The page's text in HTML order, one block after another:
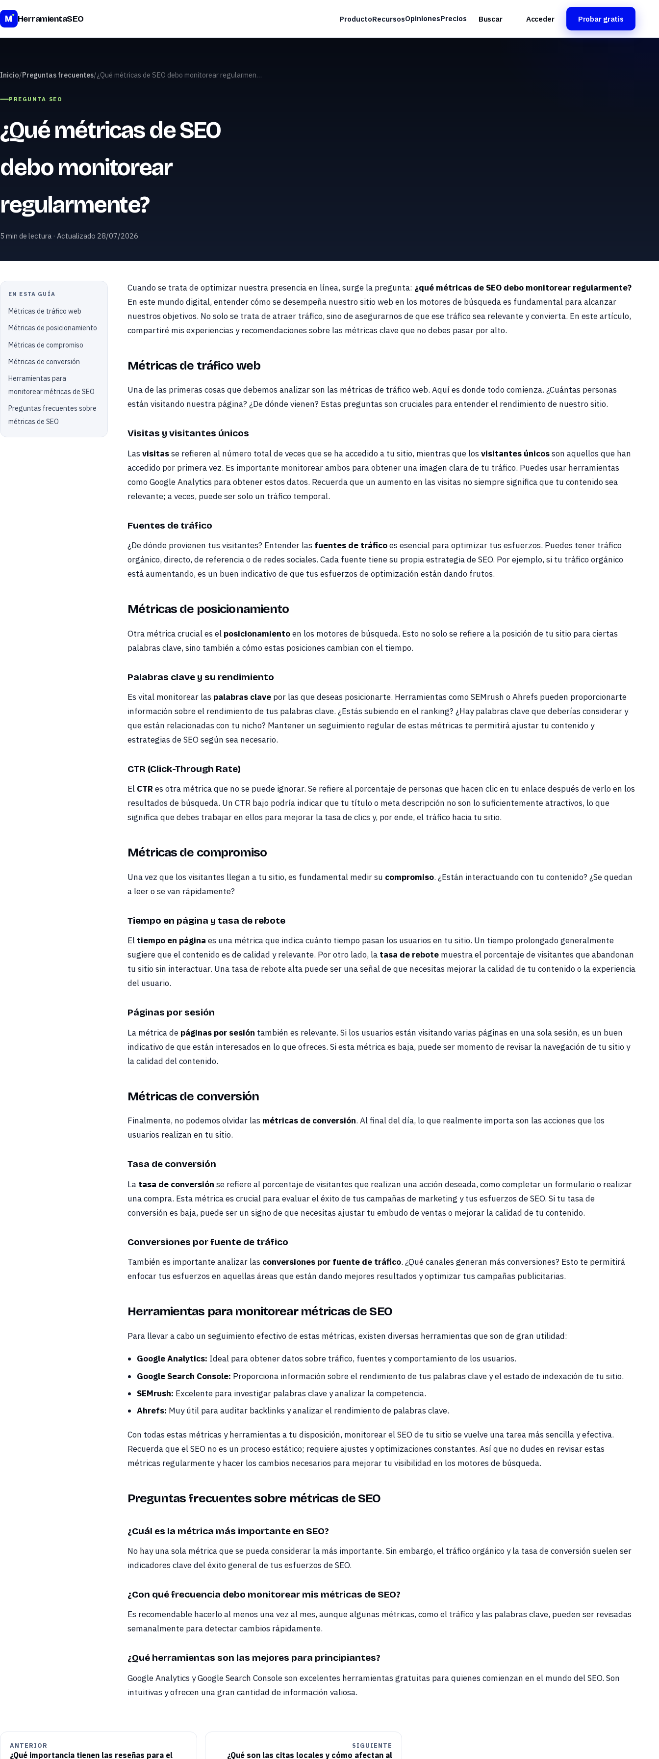
HerramientaSEO ProductoRecursosOpinionesPrecios Buscar Acceder Probar gratis
Inicio/Preguntas frecuentes/¿Qué métricas de SEO debo monitorear regularmen…
PREGUNTA SEO
¿Qué métricas de SEO
debo monitorear
regularmente?
5 min de lectura · Actualizado 28/07/2026
EN ESTA GUÍA
Métricas de tráfico web
Métricas de posicionamiento
Métricas de compromiso
Métricas de conversión
Herramientas para
monitorear métricas de SEO
Preguntas frecuentes sobre
métricas de SEO
Cuando se trata de optimizar nuestra presencia en línea, surge la pregunta: ¿qué métricas de SEO debo monitorear regularmente?
En este mundo digital, entender cómo se desempeña nuestro sitio web en los motores de búsqueda es fundamental para alcanzar
nuestros objetivos. No solo se trata de atraer tráfico, sino de asegurarnos de que ese tráfico sea relevante y convierta. En este artículo,
compartiré mis experiencias y recomendaciones sobre las métricas clave que no debes pasar por alto.
Métricas de tráfico web
Una de las primeras cosas que debemos analizar son las métricas de tráfico web. Aquí es donde todo comienza. ¿Cuántas personas
están visitando nuestra página? ¿De dónde vienen? Estas preguntas son cruciales para entender el rendimiento de nuestro sitio.
Visitas y visitantes únicos
Lasvisitasse refieren al número total de veces que se ha accedido a tu sitio, mientras que losvisitantes únicosson aquellos que han
accedido por primera vez. Es importante monitorear ambos para obtener una imagen clara de tu tráfico. Puedes usar herramientas
como Google Analytics para obtener estos datos. Recuerda que un aumento en las visitas no siempre significa que tu contenido sea
relevante; a veces, puede ser solo un tráfico temporal.
Fuentes de tráfico
¿De dónde provienen tus visitantes? Entender las fuentes de tráficoes esencial para optimizar tus esfuerzos. Puedes tener tráfico
orgánico, directo, de referencia o de redes sociales. Cada fuente tiene su propia estrategia de SEO. Por ejemplo, si tu tráfico orgánico
está aumentando, es un buen indicativo de que tus esfuerzos de optimización están dando frutos.
Métricas de posicionamiento
Otra métrica crucial es el posicionamientoen los motores de búsqueda. Esto no solo se refiere a la posición de tu sitio para ciertas
palabras clave, sino también a cómo estas posiciones cambian con el tiempo.
Palabras clave y su rendimiento
Es vital monitorear las palabras clave por las que deseas posicionarte. Herramientas como SEMrush o Ahrefs pueden proporcionarte
información sobre el rendimiento de tus palabras clave. ¿Estás subiendo en el ranking? ¿Hay palabras clave que deberías considerar y
que están relacionadas con tu nicho? Mantener un seguimiento regular de estas métricas te permitirá ajustar tu contenido y
estrategias de SEO según sea necesario.
CTR (Click-Through Rate)
El CTR es otra métrica que no se puede ignorar. Se refiere al porcentaje de personas que hacen clic en tu enlace después de verlo en los
resultados de búsqueda. Un CTR bajo podría indicar que tu título o meta descripción no son lo suficientemente atractivos, lo que
significa que debes trabajar en ellos para mejorar la tasa de clics y, por ende, el tráfico hacia tu sitio.
Métricas de compromiso
Una vez que los visitantes llegan a tu sitio, es fundamental medir su compromiso. ¿Están interactuando con tu contenido? ¿Se quedan
a leer o se van rápidamente?
Tiempo en página y tasa de rebote
El tiempo en página es una métrica que indica cuánto tiempo pasan los usuarios en tu sitio. Un tiempo prolongado generalmente
sugiere que el contenido es de calidad y relevante. Por otro lado, la tasa de rebote muestra el porcentaje de visitantes que abandonan
tu sitio sin interactuar. Una tasa de rebote alta puede ser una señal de que necesitas mejorar la calidad de tu contenido o la experiencia
del usuario.
Páginas por sesión
La métrica de páginas por sesión también es relevante. Si los usuarios están visitando varias páginas en una sola sesión, es un buen
indicativo de que están interesados en lo que ofreces. Si esta métrica es baja, puede ser momento de revisar la navegación de tu sitio y
la calidad del contenido.
Métricas de conversión
Finalmente, no podemos olvidar las métricas de conversión. Al final del día, lo que realmente importa son las acciones que los
usuarios realizan en tu sitio.
Tasa de conversión
La tasa de conversión se refiere al porcentaje de visitantes que realizan una acción deseada, como completar un formulario o realizar
una compra. Esta métrica es crucial para evaluar el éxito de tus campañas de marketing y tus esfuerzos de SEO. Si tu tasa de
conversión es baja, puede ser un signo de que necesitas ajustar tu embudo de ventas o mejorar la calidad de tu contenido.
Conversiones por fuente de tráfico
También es importante analizar las conversiones por fuente de tráfico. ¿Qué canales generan más conversiones? Esto te permitirá
enfocar tus esfuerzos en aquellas áreas que están dando mejores resultados y optimizar tus campañas publicitarias.
Herramientas para monitorear métricas de SEO
Para llevar a cabo un seguimiento efectivo de estas métricas, existen diversas herramientas que son de gran utilidad:
Google Analytics: Ideal para obtener datos sobre tráfico, fuentes y comportamiento de los usuarios.
Google Search Console: Proporciona información sobre el rendimiento de tus palabras clave y el estado de indexación de tu sitio.
SEMrush: Excelente para investigar palabras clave y analizar la competencia.
Ahrefs: Muy útil para auditar backlinks y analizar el rendimiento de palabras clave.
Con todas estas métricas y herramientas a tu disposición, monitorear el SEO de tu sitio se vuelve una tarea más sencilla y efectiva.
Recuerda que el SEO no es un proceso estático; requiere ajustes y optimizaciones constantes. Así que no dudes en revisar estas
métricas regularmente y hacer los cambios necesarios para mejorar tu visibilidad en los motores de búsqueda.
Preguntas frecuentes sobre métricas de SEO
¿Cuál es la métrica más importante en SEO?
No hay una sola métrica que se pueda considerar la más importante. Sin embargo, el tráfico orgánico y la tasa de conversión suelen ser
indicadores clave del éxito general de tus esfuerzos de SEO.
¿Con qué frecuencia debo monitorear mis métricas de SEO?
Es recomendable hacerlo al menos una vez al mes, aunque algunas métricas, como el tráfico y las palabras clave, pueden ser revisadas
semanalmente para detectar cambios rápidamente.
¿Qué herramientas son las mejores para principiantes?
Google Analytics y Google Search Console son excelentes herramientas gratuitas para quienes comienzan en el mundo del SEO. Son
intuitivas y ofrecen una gran cantidad de información valiosa.
ANTERIOR
¿Qué importancia tienen las reseñas para el
SIGUIENTE
¿Qué son las citas locales y cómo afectan al